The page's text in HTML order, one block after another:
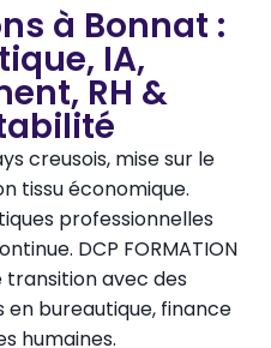
à Bonnat :
IA,
RH &
creusois, mise sur le
tissu économique.
professionnelles
DCP FORMATION
avec des
bureautique, finance
humaines.